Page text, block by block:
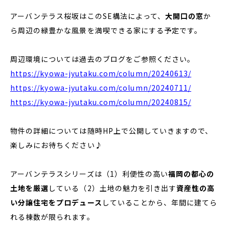
アーバンテラス桜坂はこのSE構法によって、大開口の窓か
ら周辺の緑豊かな風景を満喫できる家にする予定です。
周辺環境については過去のブログをご参照ください。
https://kyowa-jyutaku.com/column/20240613/
https://kyowa-jyutaku.com/column/20240711/
https://kyowa-jyutaku.com/column/20240815/
物件の詳細については随時HP上で公開していきますので、
楽しみにお待ちください♪
アーバンテラスシリーズは（1）利便性の高い福岡の都心の
土地を厳選 している（2）土地の魅力を引き出す資産性の高
い分譲住宅をプロデュース していることから、年間に建てら
れる棟数が限られます。